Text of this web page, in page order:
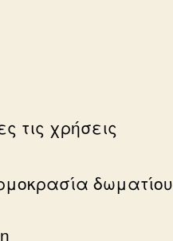
τις χρήσεις
δωματίου